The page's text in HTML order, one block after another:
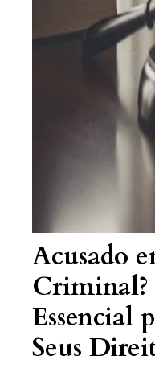
Acusado
Essencial
Seus